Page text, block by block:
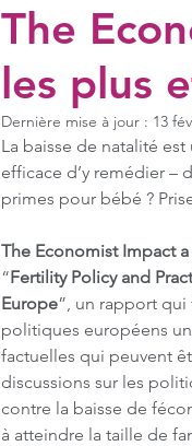
The
les plus
Dernière mise à jour : 13
La baisse de natalité
efficace d’y remédier –
primes pour bébé ?
The Economist Impact
“Fertility Policy and
Europe”, un rapport
politiques européens
factuelles qui peuvent
discussions sur les
contre la baisse de
à atteindre la taille de